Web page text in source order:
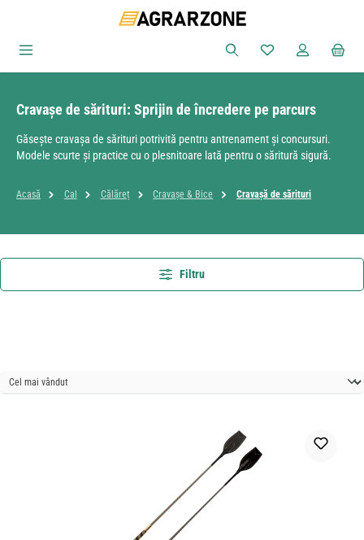
Sari la conținutul principal
Aveți 0 articole
Cravașe de sărituri: Sprijin de încredere pe parcurs
Găsește cravașa de sărituri potrivită pentru antrenament și concursuri.
Modele scurte și practice cu o plesnitoare lată pentru o săritură sigură.
Acasă Cal Călăreț Cravașe & Bice Cravașă de sărituri
Filtru